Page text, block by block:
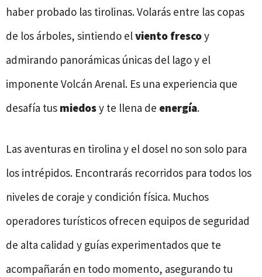
haber probado las tirolinas. Volarás entre las copas
de los árboles, sintiendo elviento frescoy
admirando panorámicas únicas del lago y el
imponente Volcán Arenal. Es una experiencia que
desafía tus miedosy te llena de energía.
Las aventuras en tirolina y el dosel no son solo para
los intrépidos. Encontrarás recorridos para todos los
niveles de coraje y condición física. Muchos
operadores turísticos ofrecen equipos de seguridad
de alta calidad y guías experimentados que te
acompañarán en todo momento, asegurando tu